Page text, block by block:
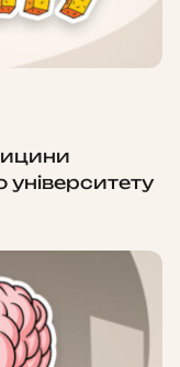
університету